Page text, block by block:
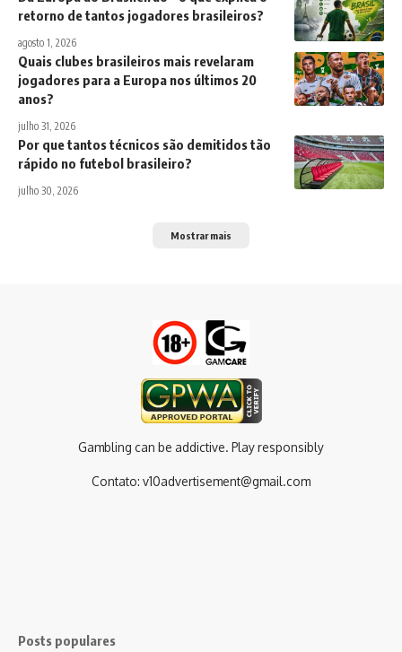
retorno de tantos jogadores brasileiros?
agosto 1, 2026
Quais clubes brasileiros mais revelaram
jogadores para a Europa nos últimos 20
anos?
julho 31, 2026
Por que tantos técnicos são demitidos tão
rápido no futebol brasileiro?
julho 30, 2026
Mostrar mais
Gambling can be addictive. Play responsibly
Contato: v10advertisement@gmail.com
Posts populares